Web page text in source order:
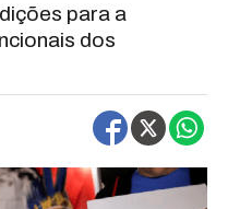
para a
dos